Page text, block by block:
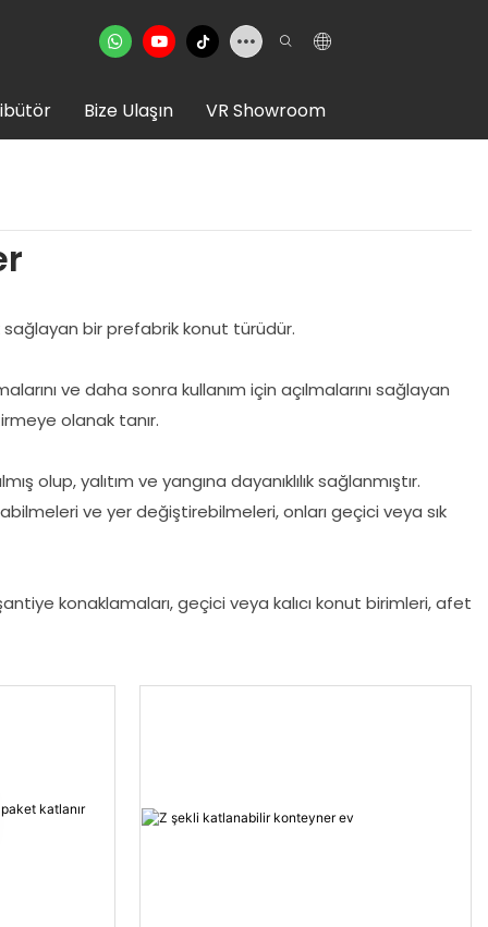
Bize Ulaşın VR Showroom
sağlayan bir prefabrik konut türüdür.
ve daha sonra kullanım için açılmalarını sağlayan
olanak tanır.
olup, yalıtım ve yangına dayanıklılık sağlanmıştır.
ve yer değiştirebilmeleri, onları geçici veya sık
konaklamaları, geçici veya kalıcı konut birimleri, afet